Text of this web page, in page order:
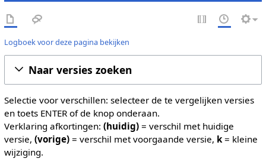
Logboek voor deze pagina bekijken
Naar versies zoeken
Selectie voor verschillen: selecteer de te vergelijken versies
en toets ENTER of de knop onderaan.
Verklaring afkortingen: (huidig)= verschil met huidige
versie, (vorige)= verschil met voorgaande versie, k= kleine
wijziging.